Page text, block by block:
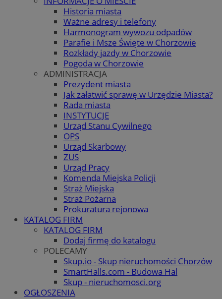
Historia miasta
Ważne adresy i telefony
Harmonogram wywozu odpadów
Parafie i Msze Święte w Chorzowie
Rozkłady jazdy w Chorzowie
Pogoda w Chorzowie
ADMINISTRACJA
Prezydent miasta
Jak załatwić sprawę w Urzędzie Miasta?
Rada miasta
INSTYTUCJE
Urząd Stanu Cywilnego
OPS
Urząd Skarbowy
ZUS
Urząd Pracy
Komenda Miejska Policji
Straż Miejska
Straż Pożarna
Prokuratura rejonowa
KATALOG FIRM
KATALOG FIRM
Dodaj firmę do katalogu
POLECAMY
Skup.io - Skup nieruchomości Chorzów
SmartHalls.com - Budowa Hal
Skup - nieruchomosci.org
OGŁOSZENIA